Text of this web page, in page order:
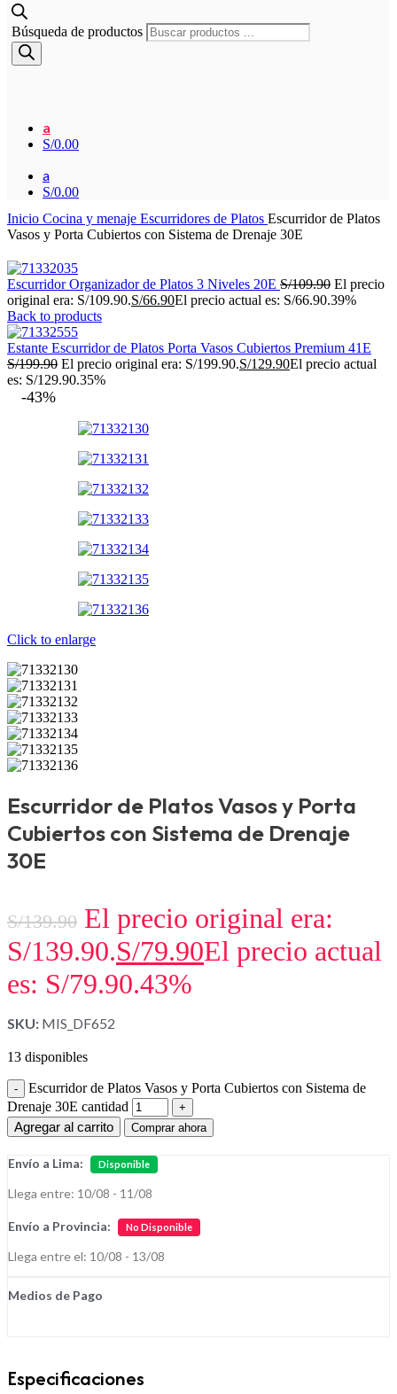
Búsqueda de productos
a
S/0.00
a
S/0.00
Inicio Cocina y menaje Escurridores de Platos Escurridor de Platos
Vasos y Porta Cubiertos con Sistema de Drenaje 30E
Escurridor Organizador de Platos 3 Niveles 20E S/109.90 El precio
original era: S/109.90.S/66.90El precio actual es: S/66.90.39%
Back to products
Estante Escurridor de Platos Porta Vasos Cubiertos Premium 41E
S/199.90 El precio original era: S/199.90.S/129.90El precio actual
es: S/129.90.35%
-43%
Click to enlarge
Escurridor de Platos Vasos y Porta
Cubiertos con Sistema de Drenaje
30E
S/139.90 El precio original era:
S/139.90.S/79.90El precio actual
es: S/79.90.43%
SKU: MIS_DF652
13 disponibles
Escurridor de Platos Vasos y Porta Cubiertos con Sistema de
Drenaje 30E cantidad
Agregar al carrito
Comprar ahora
Envío a Lima: Disponible
Llega entre: 10/08 - 11/08
Envío a Provincia: No Disponible
Llega entre el: 10/08 - 13/08
Medios de Pago
Especificaciones